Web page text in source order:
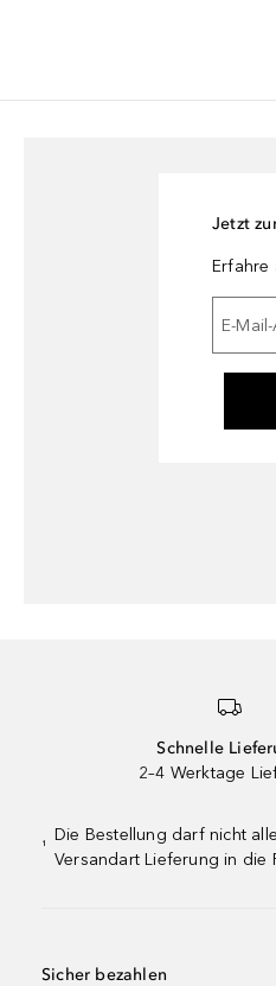
Jetzt
Erfahre
E-
Schnelle
2–4 Werktage
¹
Die Bestellung darf nicht
Versandart Lieferung in die
Sicher bezahlen